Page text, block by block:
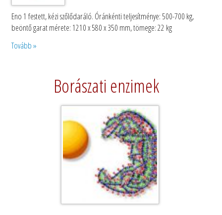
Eno 1 festett, kézi szőlődaráló. Óránkénti teljesítménye: 500-700 kg,
beöntő garat mérete: 1210 x 580 x 350 mm, tömege: 22 kg
Tovább »
Borászati enzimek